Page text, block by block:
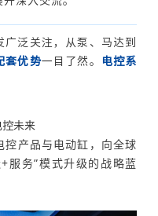
泛关注，从泵、马达到
套优势一目了然。
电控系
控未来
控产品与电动缸，向全球
服务”模式升级的战略蓝